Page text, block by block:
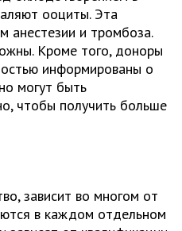
ооциты. Эта
анестезии и тромбоза.
Кроме того, доноры
информированы о
могут быть
чтобы получить больше
зависит во многом от
в каждом отдельном